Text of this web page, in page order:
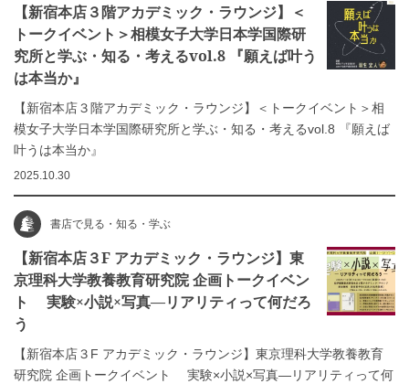
【新宿本店３階アカデミック・ラウンジ】＜
トークイベント＞相模女子大学日本学国際研
究所と学ぶ・知る・考えるvol.8 『願えば叶う
は本当か』
【新宿本店３階アカデミック・ラウンジ】＜トークイベント＞相
模女子大学日本学国際研究所と学ぶ・知る・考えるvol.8 『願えば
叶うは本当か』
2025.10.30
書店で見る・知る・学ぶ
【新宿本店３F アカデミック・ラウンジ】東
京理科大学教養教育研究院 企画トークイベン
ト 実験×小説×写真—リアリティって何だろ
う
【新宿本店３F アカデミック・ラウンジ】東京理科大学教養教育
研究院 企画トークイベント 実験×小説×写真—リアリティって何